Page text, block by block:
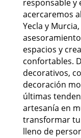
responsable y
acercaremos
Yecla y
espacios y
confortables.
decorativos,
decoración
últimas
artesanía en
transformar tu
lleno de